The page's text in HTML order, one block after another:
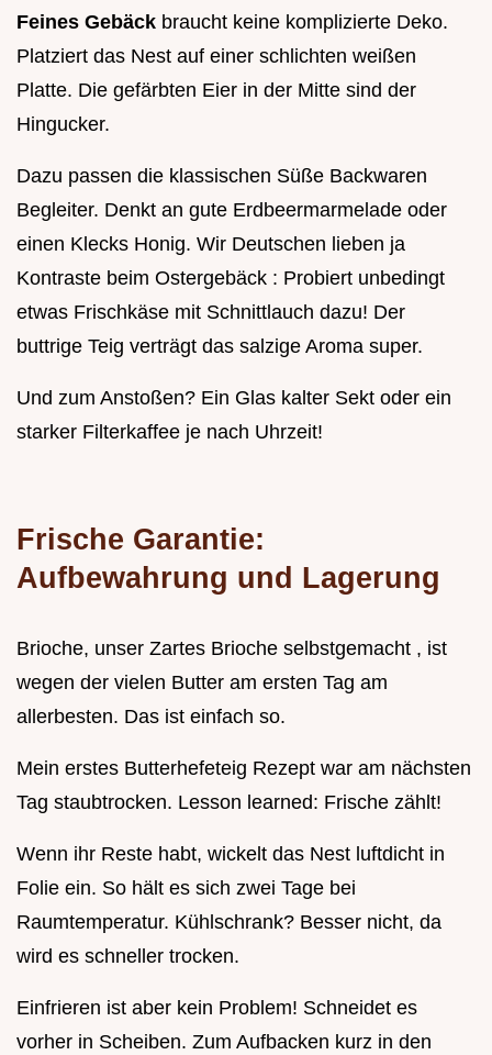
Feines Gebäck braucht keine komplizierte Deko.
Platziert das Nest auf einer schlichten weißen
Platte. Die gefärbten Eier in der Mitte sind der
Hingucker.
Dazu passen die klassischen Süße Backwaren
Begleiter. Denkt an gute Erdbeermarmelade oder
einen Klecks Honig. Wir Deutschen lieben ja
Kontraste beim Ostergebäck : Probiert unbedingt
etwas Frischkäse mit Schnittlauch dazu! Der
buttrige Teig verträgt das salzige Aroma super.
Und zum Anstoßen? Ein Glas kalter Sekt oder ein
starker Filterkaffee je nach Uhrzeit!
Frische Garantie:
Aufbewahrung und Lagerung
Brioche, unser Zartes Brioche selbstgemacht , ist
wegen der vielen Butter am ersten Tag am
allerbesten. Das ist einfach so.
Mein erstes Butterhefeteig Rezept war am nächsten
Tag staubtrocken. Lesson learned: Frische zählt!
Wenn ihr Reste habt, wickelt das Nest luftdicht in
Folie ein. So hält es sich zwei Tage bei
Raumtemperatur. Kühlschrank? Besser nicht, da
wird es schneller trocken.
Einfrieren ist aber kein Problem! Schneidet es
vorher in Scheiben. Zum Aufbacken kurz in den